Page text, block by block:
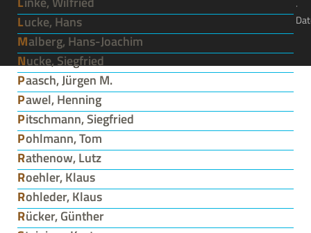
Lucke, Hans
Malberg, Hans-Joachim
Nucke, Siegfried
Paasch, Jürgen M.
Pawel, Henning
Pitschmann, Siegfried
Pohlmann, Tom
Rathenow, Lutz
Roehler, Klaus
Rohleder, Klaus
Rücker, Günther
·